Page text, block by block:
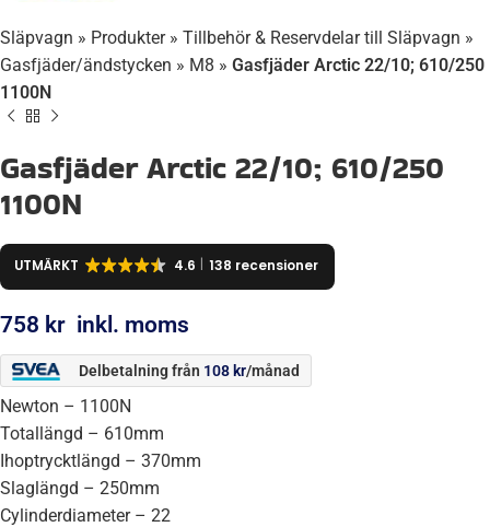
Släpvagn » Produkter» Tillbehör & Reservdelar till Släpvagn »
Gasfjäder/ändstycken » M8 » Gasfjäder Arctic 22/10; 610/250
1100N
Gasfjäder Arctic 22/10; 610/250
1100N
UTMÄRKT 4.6 138 recensioner
758 kr inkl. moms
Delbetalning från 108 kr/månad
Newton – 1100N
Totallängd – 610mm
Ihoptrycktlängd – 370mm
Slaglängd – 250mm
Cylinderdiameter – 22